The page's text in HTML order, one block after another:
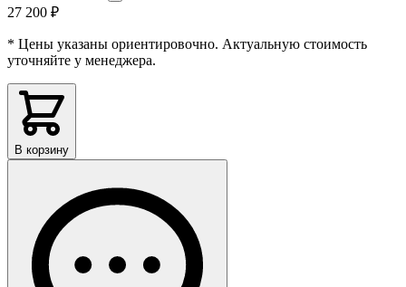
27 200 ₽
* Цены указаны ориентировочно. Актуальную стоимость
уточняйте у менеджера.
В корзину